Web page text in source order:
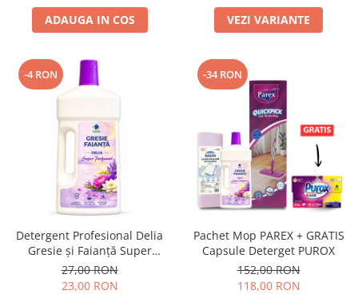
ADAUGA IN COS VEZI VARIANTE
-4 RON
Detergent Profesional Delia
Gresie și Faianță Super
Parfumat 1L
27,00 RON
23,00 RON
-34 RON
Pachet Mop PAREX + GRATIS
Capsule Deterget PUROX
152,00 RON
118,00 RON